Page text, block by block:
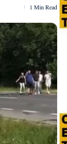
1 Min Read